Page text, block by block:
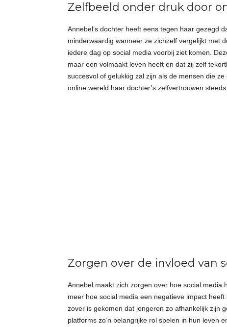
Zelfbeeld onder druk door
Annebel’s dochter heeft eens tegen haar gezegd
minderwaardig wanneer ze zichzelf vergelijkt met
iedere dag op social media voorbij ziet komen.
maar een volmaakt leven heeft en dat zij zelf
succesvol of gelukkig zal zijn als de mensen die
online wereld haar dochter’s zelfvertrouwen
Zorgen over de invloed van
Annebel maakt zich zorgen over hoe social
meer hoe social media een negatieve impact
zover is gekomen dat jongeren zo afhankelijk zijn
platforms zo’n belangrijke rol spelen in hun leven